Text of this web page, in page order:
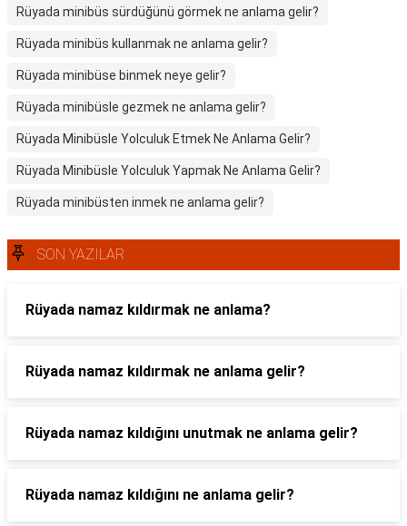
Rüyada minibüs sürdüğünü görmek ne anlama gelir?
Rüyada minibüs kullanmak ne anlama gelir?
Rüyada minibüse binmek neye gelir?
Rüyada minibüsle gezmek ne anlama gelir?
Rüyada Minibüsle Yolculuk Etmek Ne Anlama Gelir?
Rüyada Minibüsle Yolculuk Yapmak Ne Anlama Gelir?
Rüyada minibüsten inmek ne anlama gelir?
SON YAZILAR
Rüyada namaz kıldırmak ne anlama?
Rüyada namaz kıldırmak ne anlama gelir?
Rüyada namaz kıldığını unutmak ne anlama gelir?
Rüyada namaz kıldığını ne anlama gelir?